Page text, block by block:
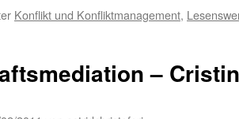
Konflikt und Konfliktmanagement,
–